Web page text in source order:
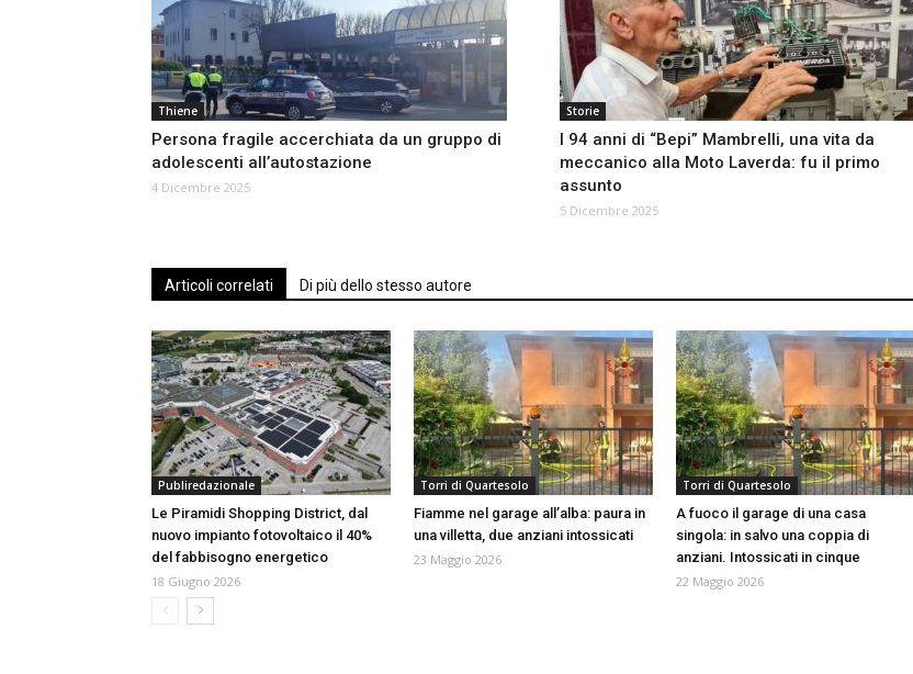
Thiene
Persona fragile accerchiata da un gruppo di
adolescenti all’autostazione
4 Dicembre 2025
Storie
I 94 anni di “Bepi” Mambrelli, una vita da
meccanico alla Moto Laverda: fu il primo
assunto
5 Dicembre 2025
Articoli correlati Di più dello stesso autore
Publiredazionale
Le Piramidi Shopping District, dal
nuovo impianto fotovoltaico il 40%
del fabbisogno energetico
18 Giugno 2026
Torri di Quartesolo
Fiamme nel garage all’alba: paura in
una villetta, due anziani intossicati
23 Maggio 2026
Torri di Quartesolo
A fuoco il garage di una casa
singola: in salvo una coppia di
anziani. Intossicati in cinque
22 Maggio 2026